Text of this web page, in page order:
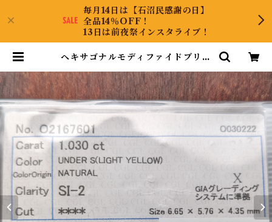
毎月14日は【石沼民感謝の日】
全品14％OFF！
13日は前夜祭インスタライブ！
ヘキサゴナルモディファイドブリリ
ct】PRO204494 | DiamondAn
tique